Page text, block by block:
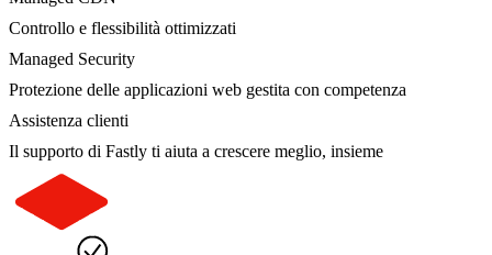
Controllo e flessibilità ottimizzati
Managed Security
Protezione delle applicazioni web gestita con competenza
Assistenza clienti
Il supporto di Fastly ti aiuta a crescere meglio, insieme